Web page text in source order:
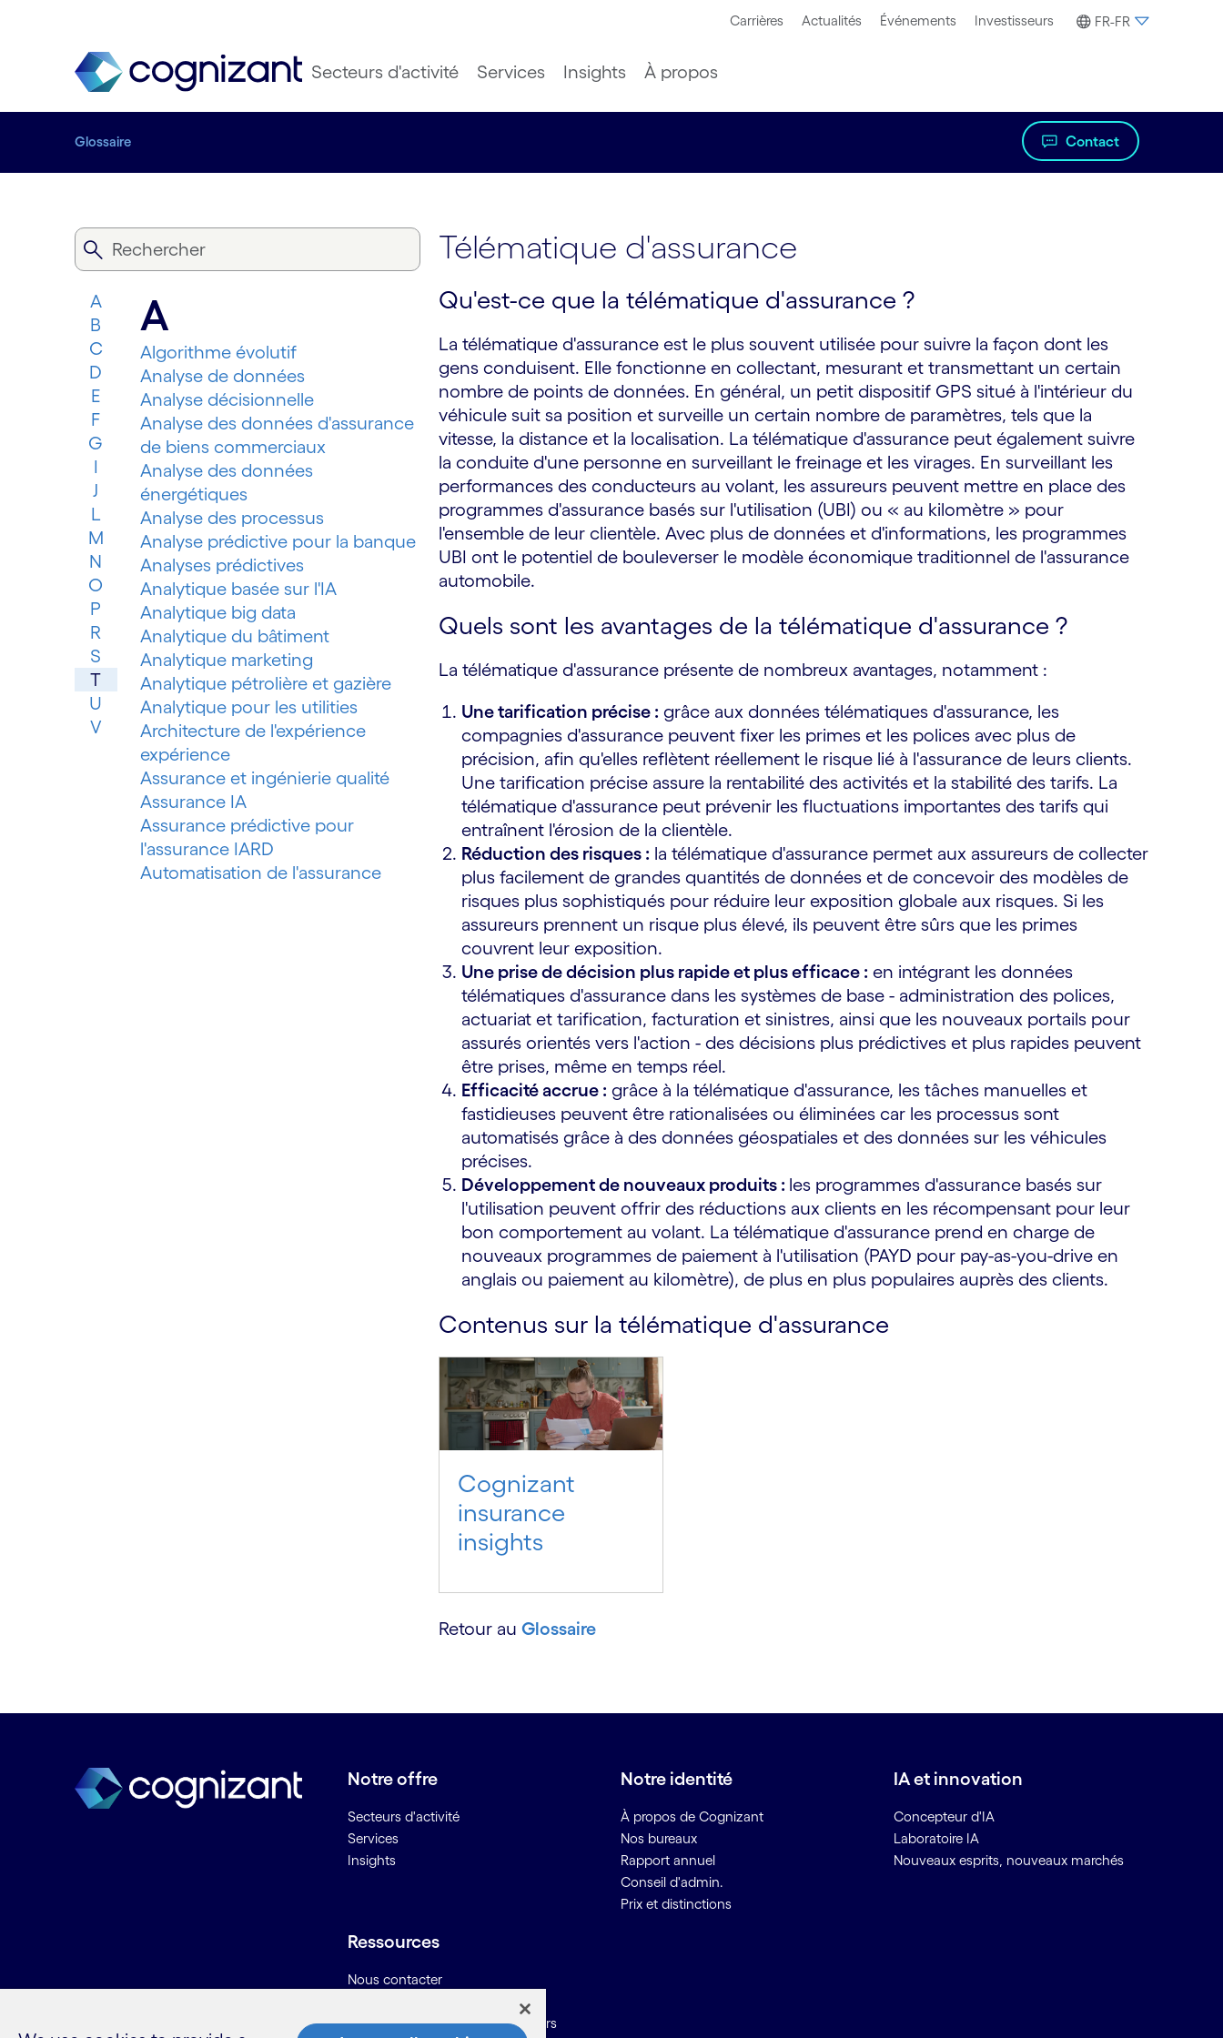
Carrières Actualités Événements Investisseurs FR-FR
Secteurs d'activité Services Insights À propos
Glossaire Contact
A
B
C
D
E
F
G
I
J
L
M
N
O
P
R
S
T
U
V
A
Algorithme évolutif
Analyse de données
Analyse décisionnelle
Analyse des données d'assurance
de biens commerciaux
Analyse des données
énergétiques
Analyse des processus
Analyse prédictive pour la banque
Analyses prédictives
Analytique basée sur l'IA
Analytique big data
Analytique du bâtiment
Analytique marketing
Analytique pétrolière et gazière
Analytique pour les utilities
Architecture de l'expérience
expérience
Assurance et ingénierie qualité
Assurance IA
Assurance prédictive pour
l'assurance IARD
Automatisation de l'assurance
Centre de contacts numérique
Chaîne logistique du pétrole et
du gaz
Champ pétrolier numérique
Compteurs intelligents
Télématique d'assurance
Qu'est-ce que la télématique d'assurance ?
La télématique d'assurance est le plus souvent utilisée pour suivre la façon dont les
gens conduisent. Elle fonctionne en collectant, mesurant et transmettant un certain
nombre de points de données. En général, un petit dispositif GPS situé à l'intérieur du
véhicule suit sa position et surveille un certain nombre de paramètres, tels que la
vitesse, la distance et la localisation. La télématique d'assurance peut également suivre
la conduite d'une personne en surveillant le freinage et les virages. En surveillant les
performances des conducteurs au volant, les assureurs peuvent mettre en place des
programmes d'assurance basés sur l'utilisation (UBI) ou « au kilomètre » pour
l'ensemble de leur clientèle. Avec plus de données et d'informations, les programmes
UBI ont le potentiel de bouleverser le modèle économique traditionnel de l'assurance
automobile.
Quels sont les avantages de la télématique d'assurance ?
La télématique d'assurance présente de nombreux avantages, notamment :
Une tarification précise : grâce aux données télématiques d'assurance, les
compagnies d'assurance peuvent fixer les primes et les polices avec plus de
précision, afin qu'elles reflètent réellement le risque lié à l'assurance de leurs clients.
Une tarification précise assure la rentabilité des activités et la stabilité des tarifs. La
télématique d'assurance peut prévenir les fluctuations importantes des tarifs qui
entraînent l'érosion de la clientèle.
Réduction des risques : la télématique d'assurance permet aux assureurs de collecter
plus facilement de grandes quantités de données et de concevoir des modèles de
risques plus sophistiqués pour réduire leur exposition globale aux risques. Si les
assureurs prennent un risque plus élevé, ils peuvent être sûrs que les primes
couvrent leur exposition.
Une prise de décision plus rapide et plus efficace : en intégrant les données
télématiques d'assurance dans les systèmes de base - administration des polices,
actuariat et tarification, facturation et sinistres, ainsi que les nouveaux portails pour
assurés orientés vers l'action - des décisions plus prédictives et plus rapides peuvent
être prises, même en temps réel.
Efficacité accrue : grâce à la télématique d'assurance, les tâches manuelles et
fastidieuses peuvent être rationalisées ou éliminées car les processus sont
automatisés grâce à des données géospatiales et des données sur les véhicules
précises.
Développement de nouveaux produits : les programmes d'assurance basés sur
l'utilisation peuvent offrir des réductions aux clients en les récompensant pour leur
bon comportement au volant. La télématique d'assurance prend en charge de
nouveaux programmes de paiement à l'utilisation (PAYD pour pay-as-you-drive en
anglais ou paiement au kilomètre), de plus en plus populaires auprès des clients.
Contenus sur la télématique d'assurance
Cognizant
insurance
insights
Retour au Glossaire
Notre offre
Secteurs d'activité
Services
Insights
Notre identité
À propos de Cognizant
Nos bureaux
Rapport annuel
Conseil d'admin.
Prix et distinctions
IA et innovation
Concepteur d'IA
Laboratoire IA
Nouveaux esprits, nouveaux marchés
Ressources
Nous contacter
Informations pour les fournisseurs